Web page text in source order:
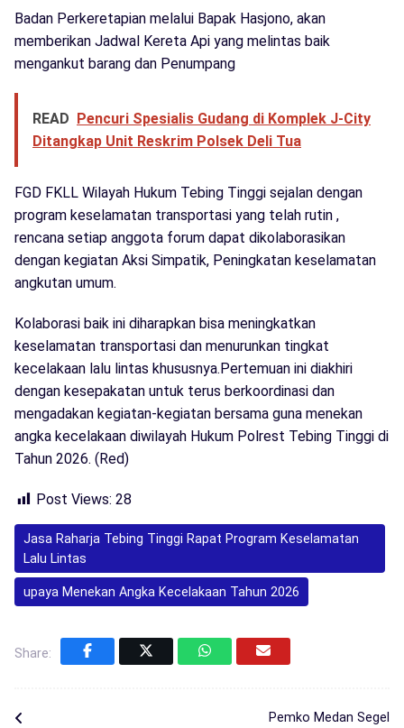
Badan Perkeretapian melalui Bapak Hasjono, akan
memberikan Jadwal Kereta Api yang melintas baik
mengankut barang dan Penumpang
READ Pencuri Spesialis Gudang di Komplek J-City
Ditangkap Unit Reskrim Polsek Deli Tua
FGD FKLL Wilayah Hukum Tebing Tinggi sejalan dengan
program keselamatan transportasi yang telah rutin ,
rencana setiap anggota forum dapat dikolaborasikan
dengan kegiatan Aksi Simpatik, Peningkatan keselamatan
angkutan umum.
Kolaborasi baik ini diharapkan bisa meningkatkan
keselamatan transportasi dan menurunkan tingkat
kecelakaan lalu lintas khususnya.Pertemuan ini diakhiri
dengan kesepakatan untuk terus berkoordinasi dan
mengadakan kegiatan-kegiatan bersama guna menekan
angka kecelakaan diwilayah Hukum Polrest Tebing Tinggi di
Tahun 2026. (Red)
Post Views: 28
Jasa Raharja Tebing Tinggi Rapat Program Keselamatan
Lalu Lintas
upaya Menekan Angka Kecelakaan Tahun 2026
Share:
Pemko Medan Segel